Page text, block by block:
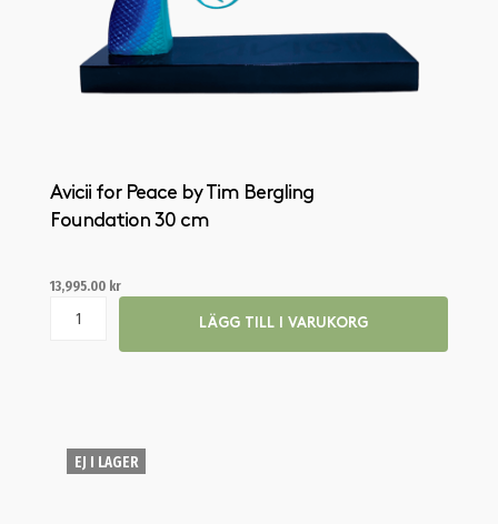
Avicii for Peace by Tim Bergling
Foundation 30 cm
13,995.00 kr
LÄGG TILL I VARUKORG
EJ I LAGER